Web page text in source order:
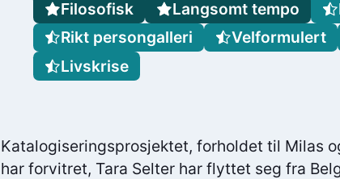
Katalogiseringsprosjektet, forholdet til Milas
har forvitret, Tara Selter har flyttet seg fra
Filosofisk Langsomt tempo
Rikt persongalleri
Velformulert
Livskrise